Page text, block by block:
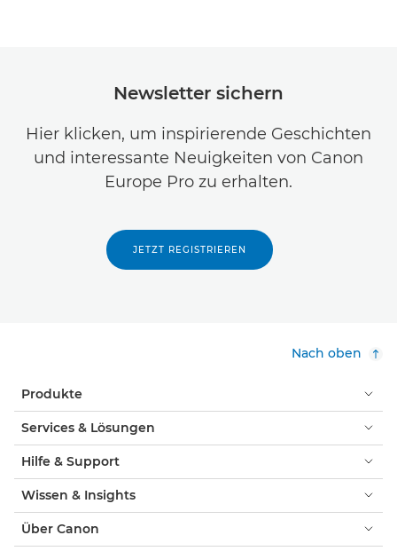
Newsletter sichern
Hier klicken, um inspirierende Geschichten
und interessante Neuigkeiten von Canon
Europe Pro zu erhalten.
JETZT REGISTRIEREN
Nach oben
Produkte
Services & Lösungen
Hilfe & Support
Wissen & Insights
Über Canon